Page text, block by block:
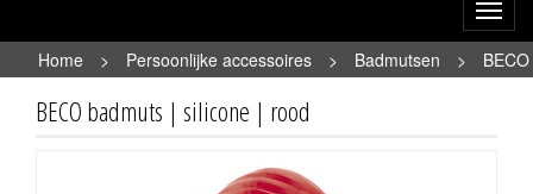
Home
> Persoonlijke accessoires > Badmutsen >
BECO
badmuts | silicone | rood
BECO badmuts | silicone | rood